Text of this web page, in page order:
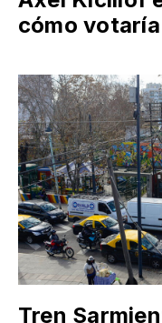
cómo
Tren